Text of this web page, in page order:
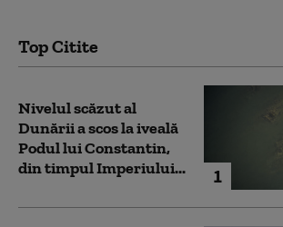
Top Citite
1
Nivelul scăzut al
Dunării a scos la iveală
Podul lui Constantin,
din timpul Imperiului...